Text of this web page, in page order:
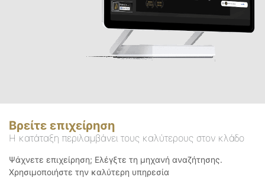
Βρείτε επιχείρηση
Η κατάταξη περιλαμβάνει τους καλύτερους στον κλάδο
Ψάχνετε επιχείρηση; Ελέγξτε τη μηχανή αναζήτησης.
Χρησιμοποιήστε την καλύτερη υπηρεσία